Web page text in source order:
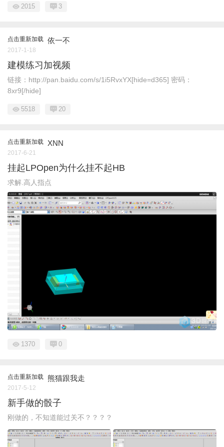
2015 3
点击重新加载 依一不
2017-1-18
建模练习加视频
链接：http://pan.baidu.com/s/1i5RvxYX[hide=d365] 密码：
8xr9[/hide]
5518 20
点击重新加载 XNN
2017-6-21
挂起LPOpen为什么挂不起HB
求解.高人指点
1370 0
点击重新加载 熊猫跟我走
2017-5-12
新手做的骰子
刚做的，不知道能过关不？？？？